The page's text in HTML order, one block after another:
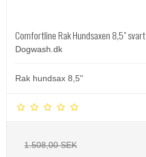
Comfortline Rak Hundsaxen 8,5" svart
Dogwash.dk
Rak hundsax 8,5"
1.508,00 SEK